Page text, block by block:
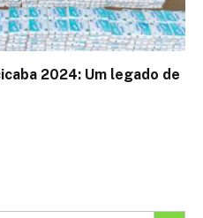
2024: Um legado de
SEARCH BUTTON